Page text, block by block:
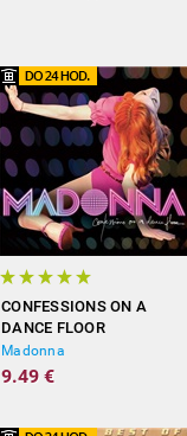
CONFESSIONS ON A
DANCE FLOOR
Madonna
9.49 €